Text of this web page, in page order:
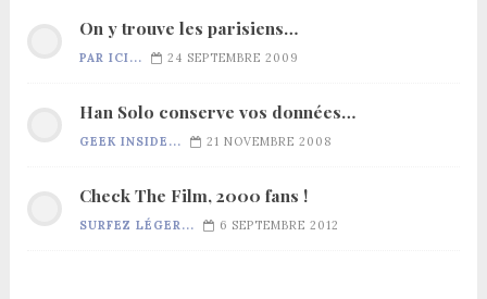
On y trouve les parisiens…
PAR ICI... 24 SEPTEMBRE 2009
Han Solo conserve vos données…
GEEK INSIDE... 21 NOVEMBRE 2008
Check The Film, 2000 fans !
SURFEZ LÉGER... 6 SEPTEMBRE 2012